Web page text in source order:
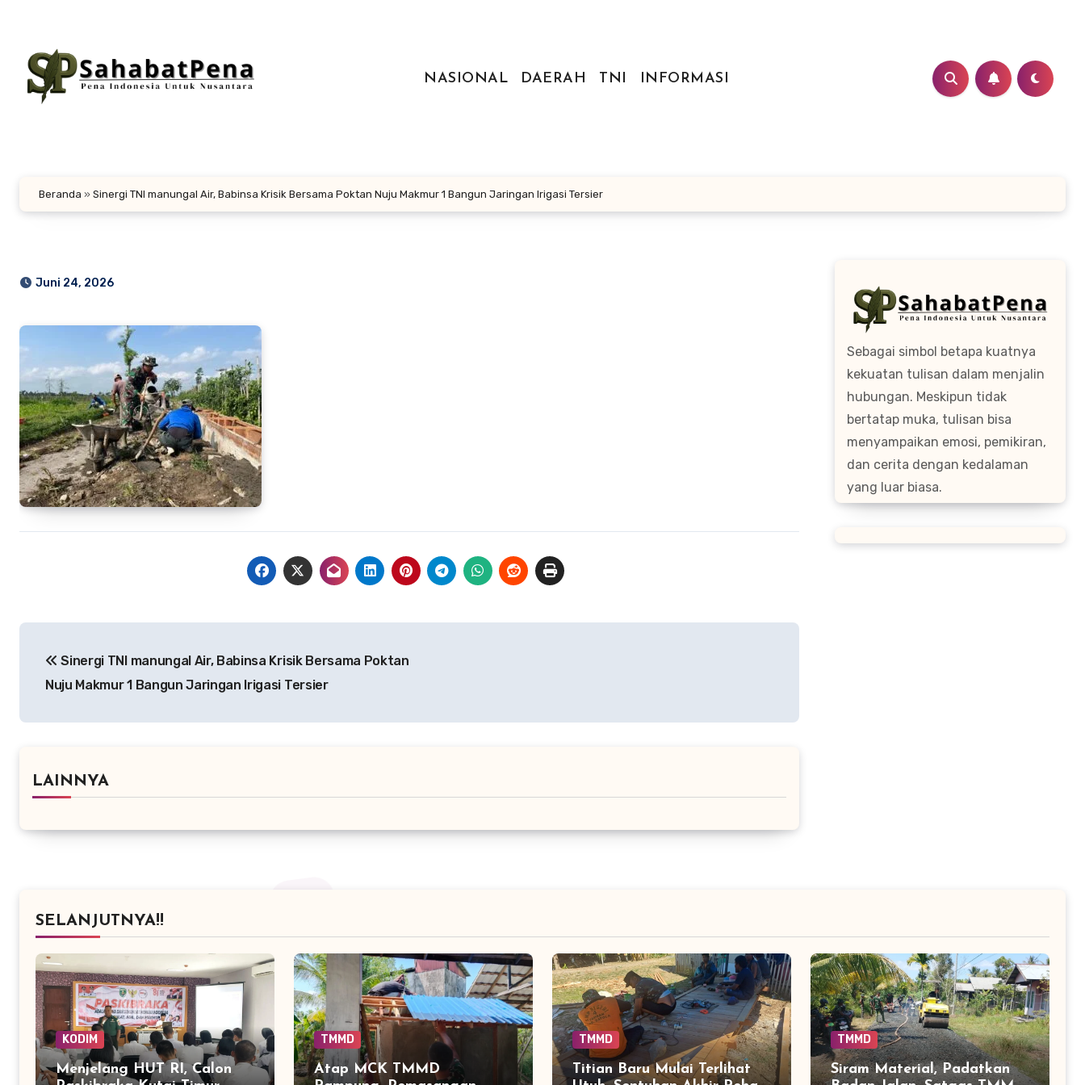
konten
NASIONAL
DAERAH TNI INFORMASI
Beranda » Sinergi TNI manungal Air, Babinsa Krisik Bersama Poktan Nuju Makmur 1 Bangun Jaringan Irigasi Tersier
Juni 24, 2026
pos Sinergi TNI manungal Air, Babinsa Krisik Bersama Poktan
Nuju Makmur 1 Bangun Jaringan Irigasi Tersier
LAINNYA
Sebagai simbol betapa kuatnya
kekuatan tulisan dalam menjalin
hubungan. Meskipun tidak
bertatap muka, tulisan bisa
menyampaikan emosi, pemikiran,
dan cerita dengan kedalaman
yang luar biasa.
SELANJUTNYA!!
KODIM
Menjelang HUT RI, Calon
TMMD
Atap MCK TMMD
TMMD
Titian Baru Mulai Terlihat
TMMD
Siram Material, Padatkan